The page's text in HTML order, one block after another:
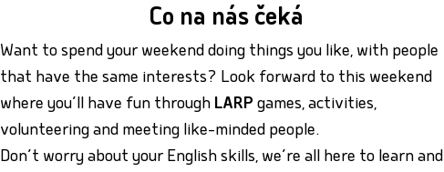
Co na nás čeká
Want to spend your weekend doing things you like, with people
that have the same interests? Look forward to this weekend
where you’ll have fun through LARP games, activities,
volunteering and meeting like-minded people.
Don’t worry about your English skills, we’re all here to learn and